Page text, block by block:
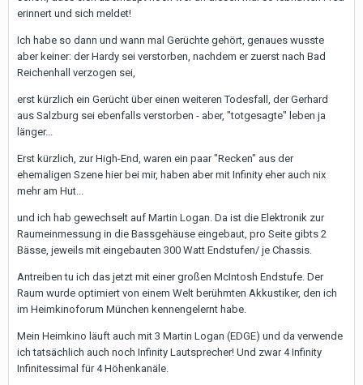
erinnert und sich meldet!
Ich habe so dann und wann mal Gerüchte gehört, genaues wusste
aber keiner: der Hardy sei verstorben, nachdem er zuerst nach Bad
Reichenhall verzogen sei,
erst kürzlich ein Gerücht über einen weiteren Todesfall, der Gerhard
aus Salzburg sei ebenfalls verstorben - aber, "totgesagte" leben ja
länger...
Erst kürzlich, zur High-End, waren ein paar "Recken" aus der
ehemaligen Szene hier bei mir, haben aber mit Infinity eher auch nix
mehr am Hut...
und ich hab gewechselt auf Martin Logan. Da ist die Elektronik zur
Raumeinmessung in die Bassgehäuse eingebaut, pro Seite gibts 2
Bässe, jeweils mit eingebauten 300 Watt Endstufen/ je Chassis.
Antreiben tu ich das jetzt mit einer großen McIntosh Endstufe. Der
Raum wurde optimiert von einem Welt berühmten Akkustiker, den ich
im Heimkinoforum München kennengelernt habe.
Mein Heimkino läuft auch mit 3 Martin Logan (EDGE) und da verwende
ich tatsächlich auch noch Infinity Lautsprecher! Und zwar 4 Infinity
Infinitessimal für 4 Höhenkanäle.